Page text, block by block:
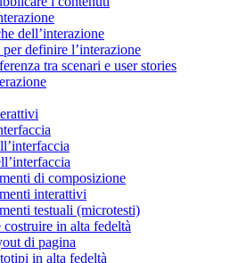
dell’interazione
definire l’interazione
tra scenari e user stories
di composizione
interattivi
testuali (microtesti)
costruire in alta fedeltà
di pagina
in alta fedeltà